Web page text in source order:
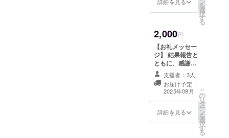
5000円、10000
ターンは同じ内
容です。
を
選
択
す
る
2,000円
【お礼メッセー
ジ】 結果報告と
ともに、感謝の
気持ちを込めて
お礼のメッセー
ジをお送りしま
す。 1000円、
2000円、3000
円、4000円、
5000円、10000
支援者：3人
お届け予定：
2025年09月
詳細を見る
こ
の
リ
タ
ー
ン
を
選
択
す
る